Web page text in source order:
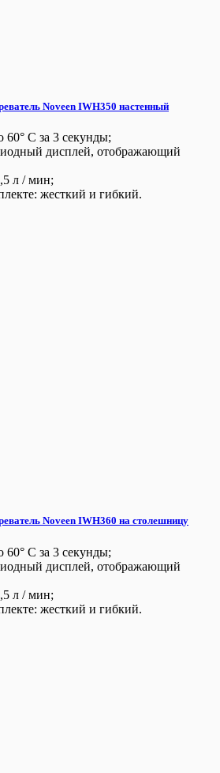
Noveen IWH350 настенный
60° С за 3 секунды;
дисплей, отображающий
л / мин;
жесткий и гибкий.
Noveen IWH360 на столешницу
60° С за 3 секунды;
дисплей, отображающий
л / мин;
жесткий и гибкий.